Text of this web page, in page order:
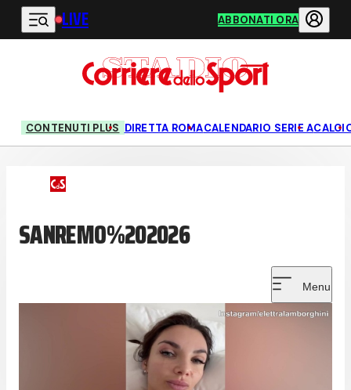
Vai al contenuto principale
LIVE ABBONATI ORA
CONTENUTI PLUS DIRETTA ROMACALENDARIO SERIE A
SANREMO%202026
Menu